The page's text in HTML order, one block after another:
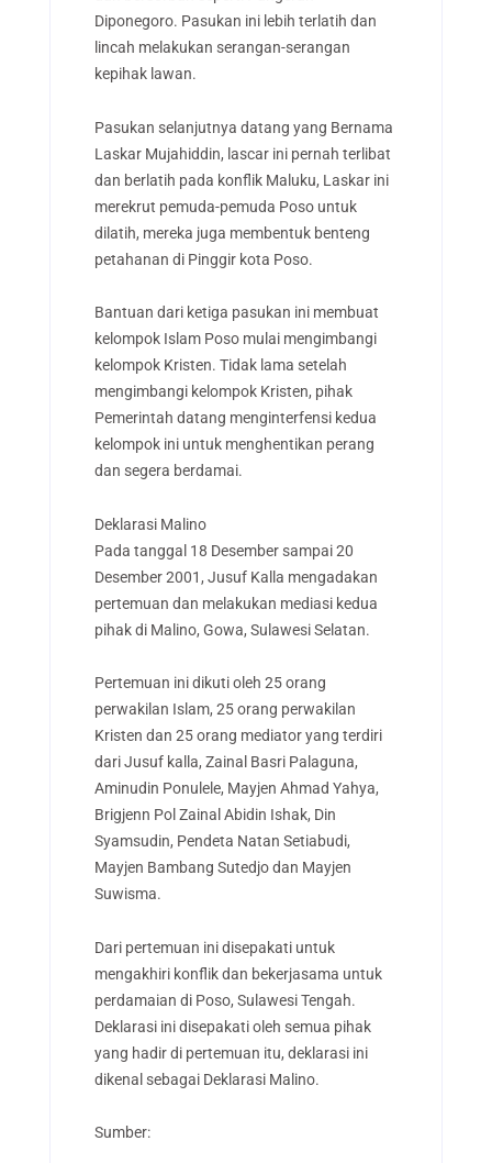
Diponegoro. Pasukan ini lebih terlatih dan
lincah melakukan serangan-serangan
kepihak lawan.
Pasukan selanjutnya datang yang Bernama
Laskar Mujahiddin, lascar ini pernah terlibat
dan berlatih pada konflik Maluku, Laskar ini
merekrut pemuda-pemuda Poso untuk
dilatih, mereka juga membentuk benteng
petahanan di Pinggir kota Poso.
Bantuan dari ketiga pasukan ini membuat
kelompok Islam Poso mulai mengimbangi
kelompok Kristen. Tidak lama setelah
mengimbangi kelompok Kristen, pihak
Pemerintah datang menginterfensi kedua
kelompok ini untuk menghentikan perang
dan segera berdamai.
Deklarasi Malino
Pada tanggal 18 Desember sampai 20
Desember 2001, Jusuf Kalla mengadakan
pertemuan dan melakukan mediasi kedua
pihak di Malino, Gowa, Sulawesi Selatan.
Pertemuan ini dikuti oleh 25 orang
perwakilan Islam, 25 orang perwakilan
Kristen dan 25 orang mediator yang terdiri
dari Jusuf kalla, Zainal Basri Palaguna,
Aminudin Ponulele, Mayjen Ahmad Yahya,
Brigjenn Pol Zainal Abidin Ishak, Din
Syamsudin, Pendeta Natan Setiabudi,
Mayjen Bambang Sutedjo dan Mayjen
Suwisma.
Dari pertemuan ini disepakati untuk
mengakhiri konflik dan bekerjasama untuk
perdamaian di Poso, Sulawesi Tengah.
Deklarasi ini disepakati oleh semua pihak
yang hadir di pertemuan itu, deklarasi ini
dikenal sebagai Deklarasi Malino.
Sumber: